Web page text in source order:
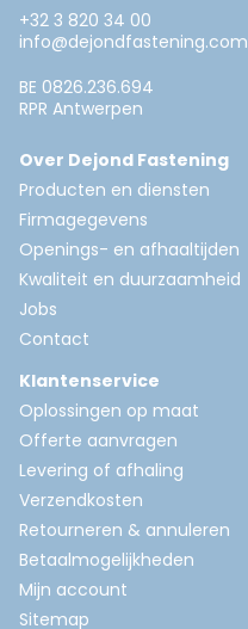
+32 3 820 34 00
info@dejondfastening.com
BE 0826.236.694
RPR Antwerpen
Over Dejond Fastening
Producten en diensten
Firmagegevens
Openings- en afhaaltijden
Kwaliteit en duurzaamheid
Jobs
Contact
Klantenservice
Oplossingen op maat
Offerte aanvragen
Levering of afhaling
Verzendkosten
Retourneren & annuleren
Betaalmogelijkheden
Mijn account
Sitemap